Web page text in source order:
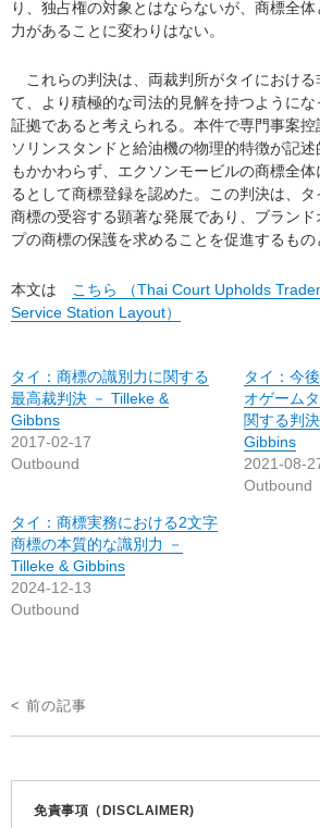
り、独占権の対象とはならないが、商標全
力があることに変わりはない。
これらの判決は、両裁判所がタイにおける
て、より積極的な司法的見解を持つように
証拠であると考えられる。本件で専門事案
ソリンスタンドと給油機の物理的特徴が記
もかかわらず、エクソンモービルの商標全
るとして商標登録を認めた。この判決は、
商標の受容する顕著な発展であり、ブラン
プの商標の保護を求めることを促進するもの
本文は
こちら （Thai Court Upholds
Service Station Layout）
タイ：商標の識別力に関する
最高裁判決 － Tilleke &
Gibbns
2017-02-17
Outbound
タイ：今
オゲーム
関する判
Gibbins
2021-08-
Outbound
タイ：商標実務における2文字
商標の本質的な識別力 －
Tilleke & Gibbins
2024-12-13
Outbound
投
稿
< 前の記事
免責事項（DISCLAIMER)